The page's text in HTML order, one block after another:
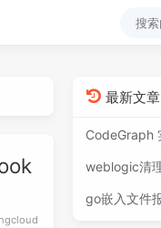
最新文章